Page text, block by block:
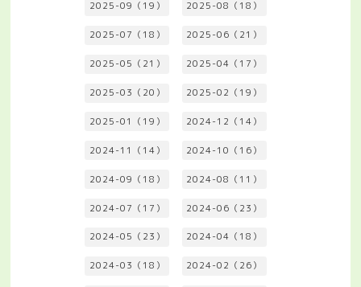
2025-09（19） 2025-08（18）
2025-07（18） 2025-06（21）
2025-05（21） 2025-04（17）
2025-03（20） 2025-02（19）
2025-01（19） 2024-12（14）
2024-11（14） 2024-10（16）
2024-09（18） 2024-08（11）
2024-07（17） 2024-06（23）
2024-05（23） 2024-04（18）
2024-03（18） 2024-02（26）